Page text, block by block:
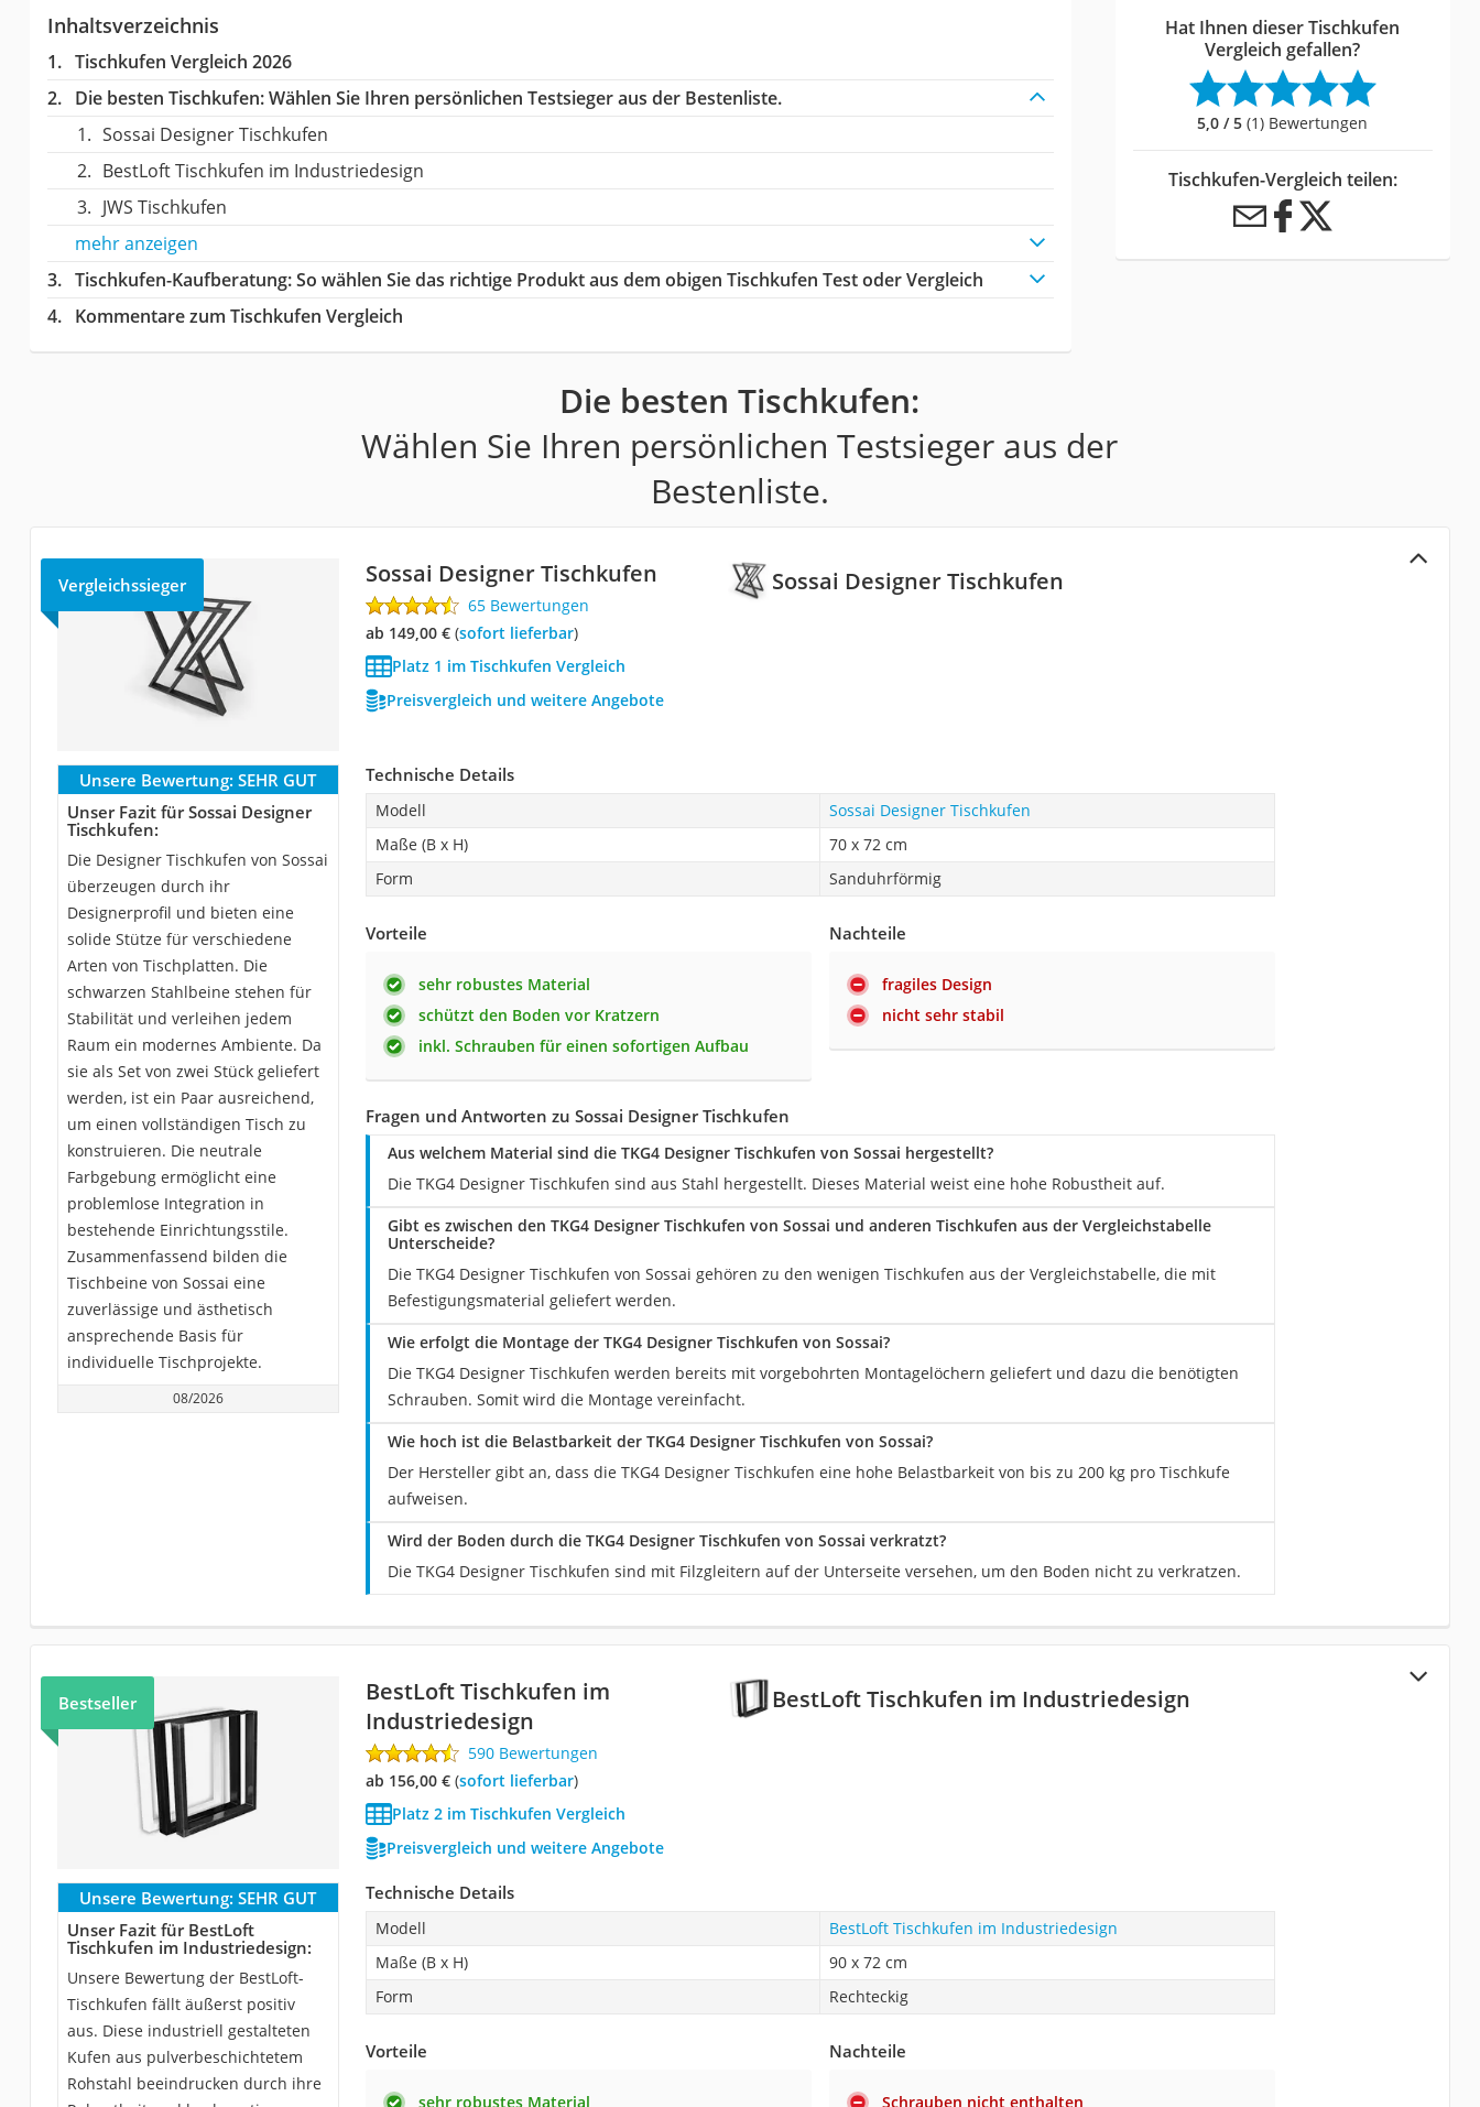
Inhaltsverzeichnis
Tischkufen Vergleich 2026
Die besten Tischkufen:Wählen Sie Ihren persönlichen Testsieger aus der Bestenliste.
Sossai Designer Tischkufen
BestLoft Tischkufen im Industriedesign
JWS Tischkufen
mehr anzeigen
Tischkufen-Kaufberatung: So wählen Sie das richtige Produkt aus dem obigen Tischkufen Test oder Vergleich
Kommentare zum Tischkufen Vergleich
Hat Ihnen dieser Tischkufen
Vergleich gefallen?
5,0 / 5 (1) Bewertungen
Tischkufen-Vergleich teilen:
Die besten Tischkufen:
Wählen Sie Ihren persönlichen Testsieger aus der
Bestenliste.
Sossai Designer Tischkufen
Vergleichssieger Sossai Designer Tischkufen
65 Bewertungen
ab 149,00 €( Sofort lieferbar)
Platz 1 im Tischkufen Vergleich
Preisvergleich und weitere Angebote
Unsere Bewertung: SEHR GUT
Unser Fazit für Sossai Designer
Tischkufen:
Die Designer Tischkufen von Sossai
überzeugen durch ihr
Designerprofil und bieten eine
solide Stütze für verschiedene
Arten von Tischplatten. Die
schwarzen Stahlbeine stehen für
Stabilität und verleihen jedem
Raum ein modernes Ambiente. Da
sie als Set von zwei Stück geliefert
werden, ist ein Paar ausreichend,
um einen vollständigen Tisch zu
konstruieren. Die neutrale
Farbgebung ermöglicht eine
problemlose Integration in
bestehende Einrichtungsstile.
Zusammenfassend bilden die
Tischbeine von Sossai eine
zuverlässige und ästhetisch
ansprechende Basis für
individuelle Tischprojekte.
08/2026
Technische Details
Modell
Sossai Designer Tischkufen
Maße (B x H)
70 x 72 cm
Form
Sanduhrförmig
Vorteile
sehr robustes Material
schützt den Boden vor Kratzern
inkl. Schrauben für einen sofortigen Aufbau
Nachteile
fragiles Design
nicht sehr stabil
Fragen und Antworten zu Sossai Designer Tischkufen
Aus welchem Material sind die TKG4 Designer Tischkufen von Sossai hergestellt?
Die TKG4 Designer Tischkufen sind aus Stahl hergestellt. Dieses Material weist eine hohe Robustheit auf.
Gibt es zwischen den TKG4 Designer Tischkufen von Sossai und anderen Tischkufen aus der Vergleichstabelle
Unterscheide?
Die TKG4 Designer Tischkufen von Sossai gehören zu den wenigen Tischkufen aus der Vergleichstabelle, die mit
Befestigungsmaterial geliefert werden.
Wie erfolgt die Montage der TKG4 Designer Tischkufen von Sossai?
Die TKG4 Designer Tischkufen werden bereits mit vorgebohrten Montagelöchern geliefert und dazu die benötigten
Schrauben. Somit wird die Montage vereinfacht.
Wie hoch ist die Belastbarkeit der TKG4 Designer Tischkufen von Sossai?
Der Hersteller gibt an, dass die TKG4 Designer Tischkufen eine hohe Belastbarkeit von bis zu 200 kg pro Tischkufe
aufweisen.
Wird der Boden durch die TKG4 Designer Tischkufen von Sossai verkratzt?
Die TKG4 Designer Tischkufen sind mit Filzgleitern auf der Unterseite versehen, um den Boden nicht zu verkratzen.
BestLoft Tischkufen im Industriedesign
Bestseller
BestLoft Tischkufen im
Industriedesign
590 Bewertungen
ab 156,00 €( Sofort lieferbar)
Platz 2 im Tischkufen Vergleich
Preisvergleich und weitere Angebote
Unsere Bewertung: SEHR GUT
Unser Fazit für BestLoft
Tischkufen im Industriedesign:
Unsere Bewertung der BestLoft-
Tischkufen fällt äußerst positiv
aus. Diese industriell gestalteten
Kufen aus pulverbeschichtetem
Rohstahl beeindrucken durch ihre
Technische Details
Modell
BestLoft Tischkufen im Industriedesign
Maße (B x H)
90 x 72 cm
Form
Rechteckig
Vorteile
sehr robustes Material
Nachteile
Schrauben nicht enthalten